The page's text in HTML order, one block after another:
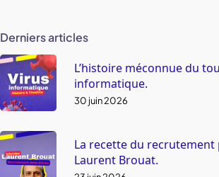
Derniers articles
L’histoire méconnue du
informatique.
30 juin 2026
La recette du recrutement
Laurent Brouat.